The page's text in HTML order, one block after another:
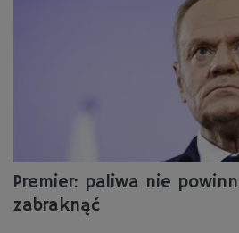
Premier: paliwa nie
zabraknąć